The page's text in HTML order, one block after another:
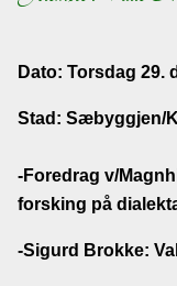
Dato: Torsdag 29.
Stad: Sæbyggjen/
-Foredrag v/
forsking på
-Sigurd Brokke:
Kontakt